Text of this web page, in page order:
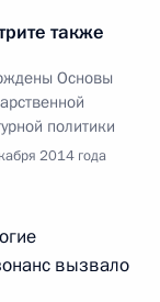
также
Основы
политики
2014 года
вызвало